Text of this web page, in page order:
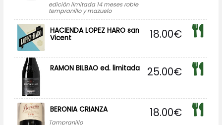
edición limitada 14 meses roble
tempranillo y mazuelo
HACIENDA LOPEZ HARO san
Vicent 18.00€
RAMON BILBAO ed. limitada 25.00€
BERONIA CRIANZA
Tampranillo
18.00€